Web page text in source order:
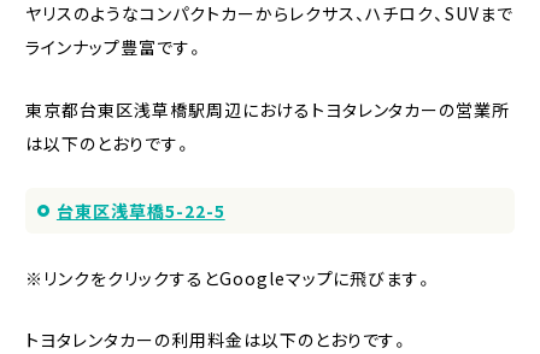
ヤリスのようなコンパクトカーからレクサス、ハチロク、SUVまで
ラインナップ豊富です。
東京都台東区浅草橋駅周辺におけるトヨタレンタカーの営業所
は以下のとおりです。
台東区浅草橋5-22-5
※リンクをクリックするとGoogleマップに飛びます。
トヨタレンタカーの利用料金は以下のとおりです。